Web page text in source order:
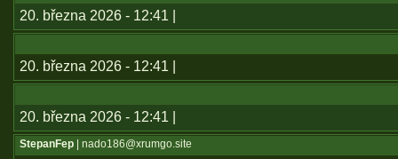
20. března 2026 - 12:41 |
20. března 2026 - 12:41 |
20. března 2026 - 12:41 |
StepanFep | nado186@xrumgo.site